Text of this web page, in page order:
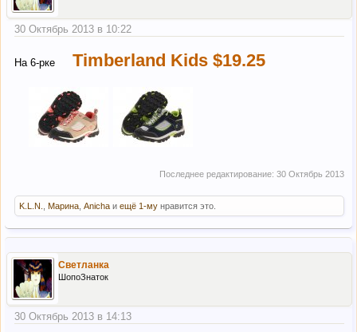
30 Октябрь 2013 в 10:22
На 6-рке Timberland Kids $19.25
Последнее редактирование: 30 Октябрь 2013
K.L.N. Марина Anicha и ещё 1-му нравится это.
Светланка
ШопоЗнаток
30 Октябрь 2013 в 14:13